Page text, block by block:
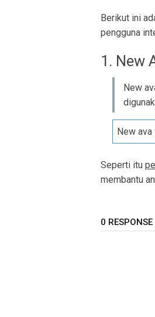
Berikut ini
pengguna
1. New
New
New
Seperti itu
membantu
0